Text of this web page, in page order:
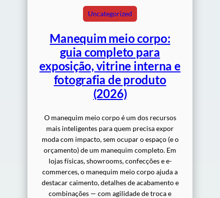
Uncategorized
Manequim meio corpo:
guia completo para
exposição, vitrine interna e
fotografia de produto
(2026)
O manequim meio corpo é um dos recursos
mais inteligentes para quem precisa expor
moda com impacto, sem ocupar o espaço (e o
orçamento) de um manequim completo. Em
lojas físicas, showrooms, confecções e e-
commerces, o manequim meio corpo ajuda a
destacar caimento, detalhes de acabamento e
combinações — com agilidade de troca e